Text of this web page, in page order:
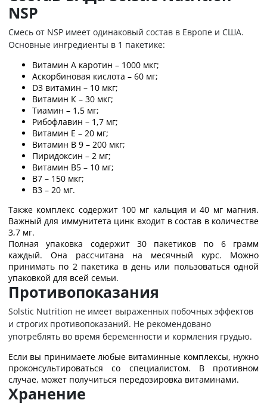
NSP
Смесь от NSP имеет одинаковый состав в Европе и США.
Основные ингредиенты в 1 пакетике:
Витамин А каротин – 1000 мкг;
Аскорбиновая кислота – 60 мг;
D3 витамин – 10 мкг;
Витамин К – 30 мкг;
Тиамин – 1,5 мг;
Рибофлавин – 1,7 мг;
Витамин Е – 20 мг;
Витамин В 9 – 200 мкг;
Пиридоксин – 2 мг;
Витамин В5 – 10 мг;
В7 – 150 мкг;
В3 – 20 мг.
Также комплекс содержит 100 мг кальция и 40 мг магния.
Важный для иммунитета цинк входит в состав в количестве
3,7 мг.
Полная упаковка содержит 30 пакетиков по 6 грамм
каждый. Она рассчитана на месячный курс. Можно
принимать по 2 пакетика в день или пользоваться одной
упаковкой для всей семьи.
Противопоказания
Solstic Nutrition не имеет выраженных побочных эффектов
и строгих противопоказаний. Не рекомендовано
употреблять во время беременности и кормления грудью.
Если вы принимаете любые витаминные комплексы, нужно
проконсультироваться со специалистом. В противном
случае, может получиться передозировка витаминами.
Хранение